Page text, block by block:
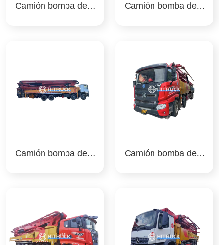
Camión bomba de h
Camión bomba de h
Camión bomba de h
Camión bomba de h